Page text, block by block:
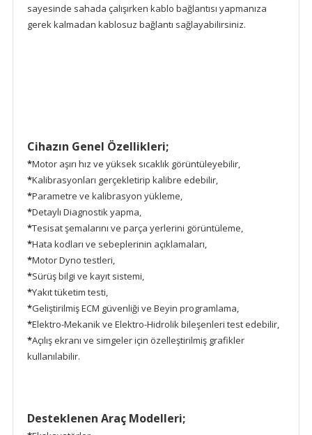
sayesinde sahada çalışırken kablo bağlantısı yapmanıza
gerek kalmadan kablosuz bağlantı sağlayabilirsiniz.
Cihazın Genel Özellikleri;
*Motor aşırı hız ve yüksek sıcaklık görüntüleyebilir,
*Kalibrasyonları gerçekletirip kalibre edebilir,
*Parametre ve kalibrasyon yükleme,
*Detaylı Diagnostik yapma,
*Tesisat şemalarını ve parça yerlerini görüntüleme,
*Hata kodları ve sebeplerinin açıklamaları,
*Motor Dyno testleri,
*Sürüş bilgi ve kayıt sistemi,
*Yakıt tüketim testi,
*Geliştirilmiş ECM güvenliği ve Beyin programlama,
*Elektro-Mekanik ve Elektro-Hidrolik bileşenleri test edebilir,
*Açılış ekranı ve simgeler için özelleştirilmiş grafikler
kullanılabilir.
Desteklenen Araç Modelleri;